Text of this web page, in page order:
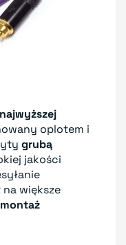
najwyższej
oplotem i
grubą
jakości
większe